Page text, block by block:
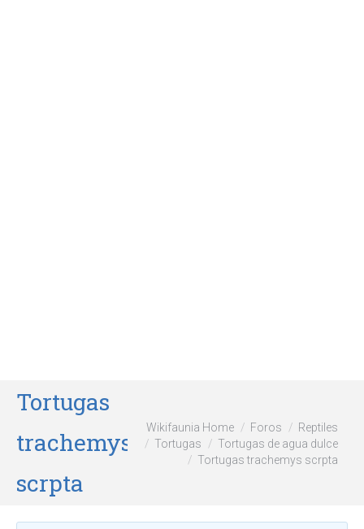
Tortugas
trachemys
scrpta
Wikifaunia Home Foros
Reptiles
Tortugas
Tortugas de agua dulce
Tortugas trachemys scrpta